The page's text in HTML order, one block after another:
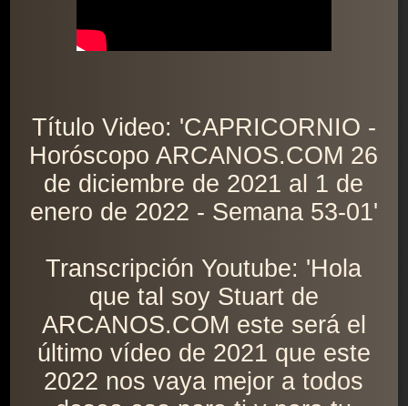
Título Video: 'CAPRICORNIO -
Horóscopo ARCANOS.COM 26
de diciembre de 2021 al 1 de
enero de 2022 - Semana 53-01'
Transcripción Youtube: 'Hola
que tal soy Stuart de
ARCANOS.COM este será el
último vídeo de 2021 que este
2022 nos vaya mejor a todos